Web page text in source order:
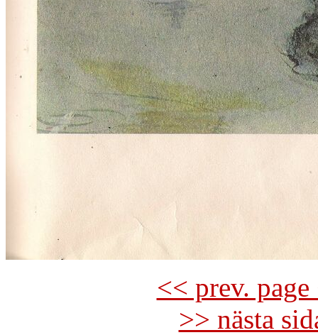
<< prev.
>> nästa